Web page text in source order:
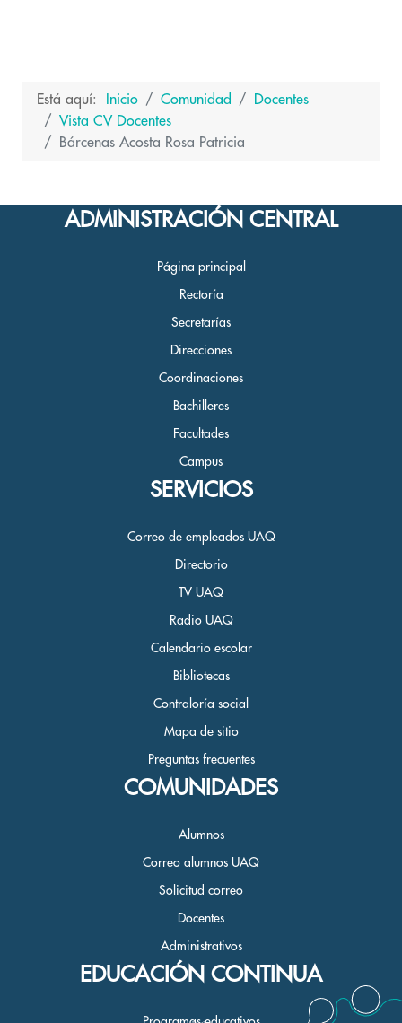
Está aquí: Inicio Comunidad
Docentes
Vista CV Docentes
Bárcenas Acosta Rosa Patricia
ADMINISTRACIÓN CENTRAL
Página principal
Rectoría
Secretarías
Direcciones
Coordinaciones
Bachilleres
Facultades
Campus
SERVICIOS
Correo de empleados UAQ
Directorio
TV UAQ
Radio UAQ
Calendario escolar
Bibliotecas
Contraloría social
Mapa de sitio
Preguntas frecuentes
COMUNIDADES
Alumnos
Correo alumnos UAQ
Solicitud correo
Docentes
Administrativos
EDUCACIÓN CONTINUA